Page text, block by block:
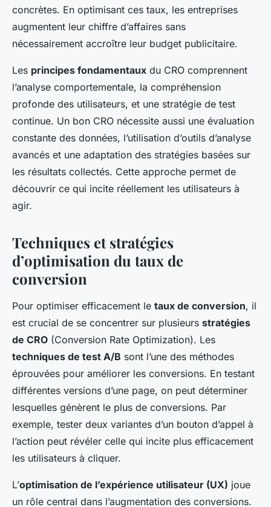
concrètes. En optimisant ces taux, les entreprises
augmentent leur chiffre d’affaires sans
nécessairement accroître leur budget publicitaire.
Les principes fondamentaux du CRO comprennent
l’analyse comportementale, la compréhension
profonde des utilisateurs, et une stratégie de test
continue. Un bon CRO nécessite aussi une évaluation
constante des données, l’utilisation d’outils d’analyse
avancés et une adaptation des stratégies basées sur
les résultats collectés. Cette approche permet de
découvrir ce qui incite réellement les utilisateurs à
agir.
Techniques et stratégies
d’optimisation du taux de
conversion
Pour optimiser efficacement le taux de conversion, il
est crucial de se concentrer sur plusieurs stratégies
de CRO (Conversion Rate Optimization). Les
techniques de test A/B sont l’une des méthodes
éprouvées pour améliorer les conversions. En testant
différentes versions d’une page, on peut déterminer
lesquelles génèrent le plus de conversions. Par
exemple, tester deux variantes d’un bouton d’appel à
l’action peut révéler celle qui incite plus efficacement
les utilisateurs à cliquer.
L’optimisation de l’expérience utilisateur (UX) joue
un rôle central dans l’augmentation des conversions.